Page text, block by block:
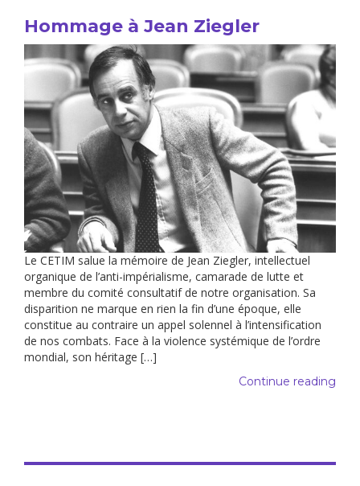
Hommage à Jean Ziegler
Le CETIM salue la mémoire de Jean Ziegler, intellectuel
organique de l’anti-impérialisme, camarade de lutte et
membre du comité consultatif de notre organisation. Sa
disparition ne marque en rien la fin d’une époque, elle
constitue au contraire un appel solennel à l’intensification
de nos combats. Face à la violence systémique de l’ordre
mondial, son héritage […]
Continue reading